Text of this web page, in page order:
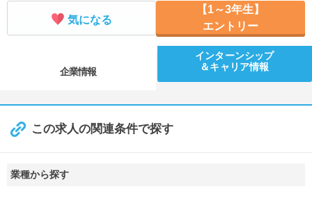
気になる
【1～3年生】
エントリー
企業情報
インターンシップ
＆キャリア情報
この求人の関連条件で探す
業種から探す